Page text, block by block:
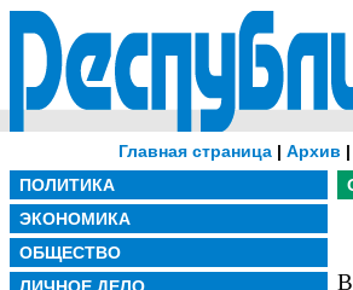
Главная страница | Архив |
ПОЛИТИКА
ЭКОНОМИКА
ОБЩЕСТВО